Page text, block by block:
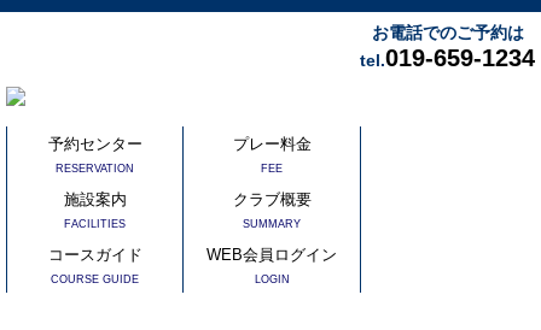
お電話でのご予約は
tel.019-659-1234
予約センター
RESERVATION
プレー料金
FEE
施設案内
FACILITIES
クラブ概要
SUMMARY
コースガイド
COURSE GUIDE
WEB会員ログイン
LOGIN